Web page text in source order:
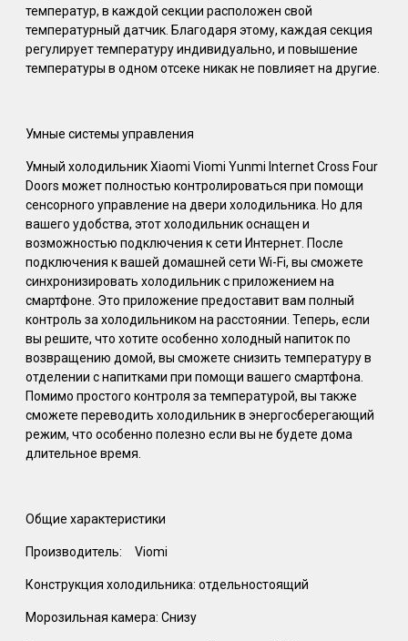
температур, в каждой секции расположен свой
температурный датчик. Благодаря этому, каждая секция
регулирует температуру индивидуально, и повышение
температуры в одном отсеке никак не повлияет на другие.
Умные системы управления
Умный холодильник Xiaomi Viomi Yunmi Internet Cross Four
Doors может полностью контролироваться при помощи
сенсорного управление на двери холодильника. Но для
вашего удобства, этот холодильник оснащен и
возможностью подключения к сети Интернет. После
подключения к вашей домашней сети Wi-Fi, вы сможете
синхронизировать холодильник с приложением на
смартфоне. Это приложение предоставит вам полный
контроль за холодильником на расстоянии. Теперь, если
вы решите, что хотите особенно холодный напиток по
возвращению домой, вы сможете снизить температуру в
отделении с напитками при помощи вашего смартфона.
Помимо простого контроля за температурой, вы также
сможете переводить холодильник в энергосберегающий
режим, что особенно полезно если вы не будете дома
длительное время.
Общие характеристики
Производитель: Viomi
Конструкция холодильника: отдельностоящий
Морозильная камера: Снизу